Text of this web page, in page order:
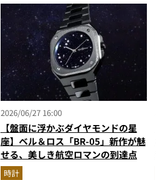
2026/06/27 16:00
【盤面に浮かぶダイヤモンドの星
座】ベル＆ロス「BR-05」新作が魅
せる、美しき航空ロマンの到達点
時計